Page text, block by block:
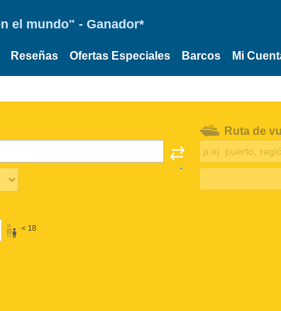
el mundo" - Ganador*
Reseñas Ofertas Especiales Barcos Mi
< 18
Ruta de